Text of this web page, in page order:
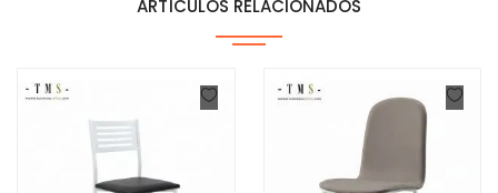
ARTÍCULOS RELACIONADOS